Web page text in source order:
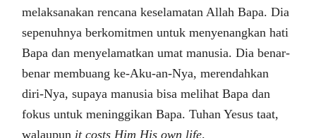
melaksanakan rencana keselamatan Allah Bapa. Dia
sepenuhnya berkomitmen untuk menyenangkan hati
Bapa dan menyelamatkan umat manusia. Dia benar-
benar membuang ke-Aku-an-Nya, merendahkan
diri-Nya, supaya manusia bisa melihat Bapa dan
fokus untuk meninggikan Bapa. Tuhan Yesus taat,
walaupun it costs Him His own life.